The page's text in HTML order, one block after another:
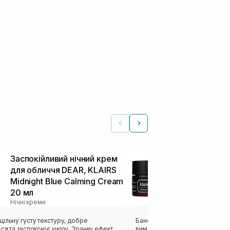
Заспокійливий нічний крем
для обличчя DEAR, KLAIRS
Midnight Blue Calming Cream
20 мл
Нічні креми
густу текстуру, добре
Баночка крему, яка в мене